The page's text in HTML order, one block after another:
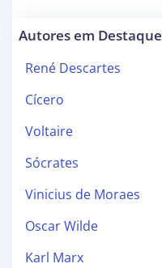
Autores em Destaque
René Descartes
Cícero
Voltaire
Sócrates
Vinicius de Moraes
Oscar Wilde
Karl Marx